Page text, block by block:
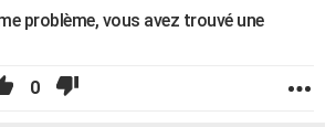
problème, vous avez trouvé une
0